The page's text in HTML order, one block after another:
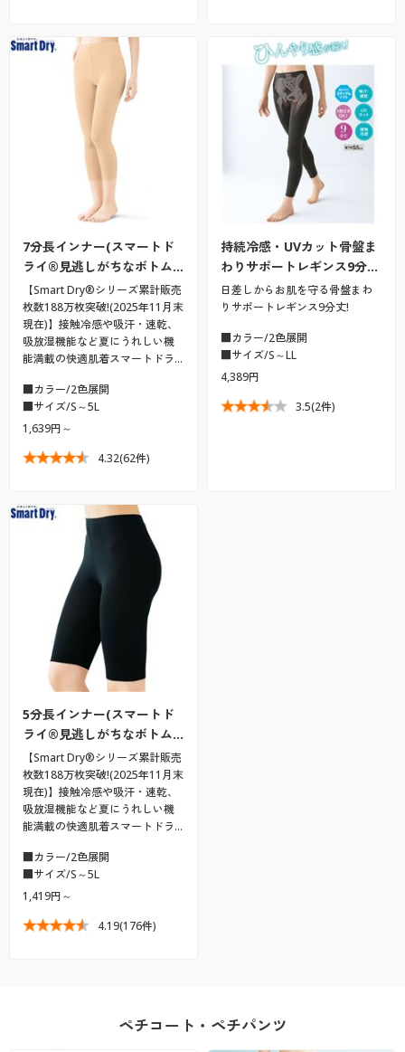
7分長インナー(スマートド
ライ®見逃しがちなボトム…
【Smart Dry®シリーズ累計販売
枚数188万枚突破!(2025年11月末
現在)】接触冷感や吸汗・速乾、
吸放湿機能など夏にうれしい機
能満載の快適肌着スマートドラ…
■カラー/2色展開
■サイズ/S～5L
1,639円～
4.32(62件)
持続冷感・UVカット骨盤ま
わりサポートレギンス9分…
日差しからお肌を守る骨盤まわ
りサポートレギンス9分丈!
■カラー/2色展開
■サイズ/S～LL
4,389円
3.5(2件)
5分長インナー(スマートド
ライ®見逃しがちなボトム…
【Smart Dry®シリーズ累計販売
枚数188万枚突破!(2025年11月末
現在)】接触冷感や吸汗・速乾、
吸放湿機能など夏にうれしい機
能満載の快適肌着スマートドラ…
■カラー/2色展開
■サイズ/S～5L
1,419円～
4.19(176件)
ペチコート・ペチパンツ